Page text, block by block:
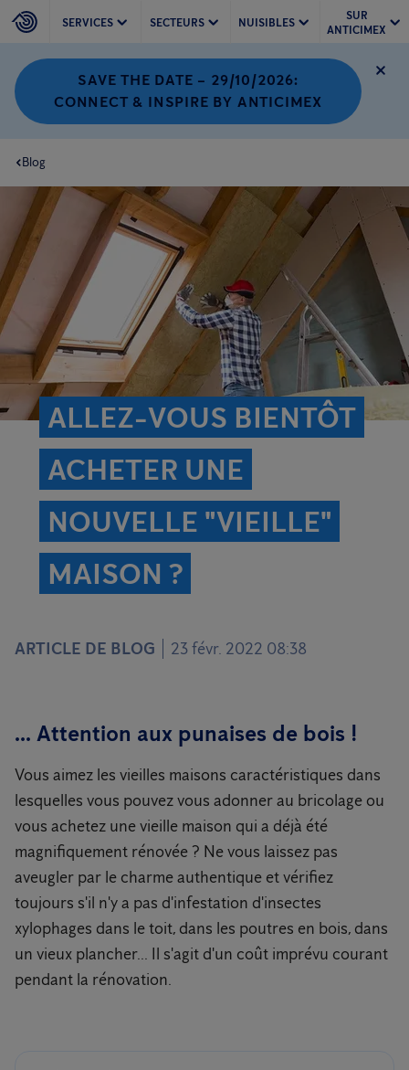
SERVICES SECTEURS NUISIBLES
SUR
ANTICIMEX
SAVE THE DATE – 29/10/2026:
CONNECT & INSPIRE BY ANTICIMEX
Blog
ALLEZ-VOUS BIENTÔT
ACHETER UNE
NOUVELLE "VIEILLE"
MAISON ?
ARTICLE DE BLOG 23 févr. 2022 08:38
... Attention aux punaises de bois !
Vous aimez les vieilles maisons caractéristiques dans
lesquelles vous pouvez vous adonner au bricolage ou
vous achetez une vieille maison qui a déjà été
magnifiquement rénovée ? Ne vous laissez pas
aveugler par le charme authentique et vérifiez
toujours s'il n'y a pas d'infestation d'insectes
xylophages dans le toit, dans les poutres en bois, dans
un vieux plancher... Il s'agit d'un coût imprévu courant
pendant la rénovation.